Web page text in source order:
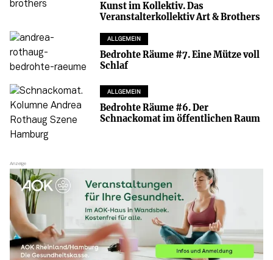
Kunst im Kollektiv. Das
Veranstalterkollektiv Art & Brothers
ALLGEMEIN
Bedrohte Räume #7. Eine Mütze voll
Schlaf
ALLGEMEIN
Bedrohte Räume #6. Der
Schnackomat im öffentlichen Raum